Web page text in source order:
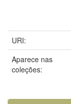
URI:
Aparece nas
coleções: